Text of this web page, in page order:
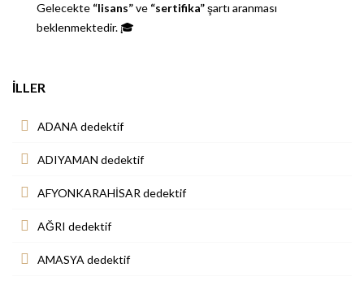
Gelecekte “lisans”ve “sertifika”şartı aranması
beklenmektedir. 🎓
İLLER
ADANA dedektif
ADIYAMAN dedektif
AFYONKARAHİSAR dedektif
AĞRI dedektif
AMASYA dedektif